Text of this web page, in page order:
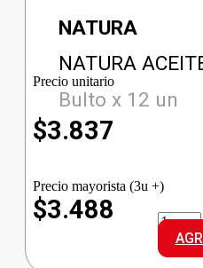
NATURA
NATURA
Bulto x 12 un
Precio unitario
$3.837
Precio mayorista (3u +)
$3.488
ACEITE
cantidad